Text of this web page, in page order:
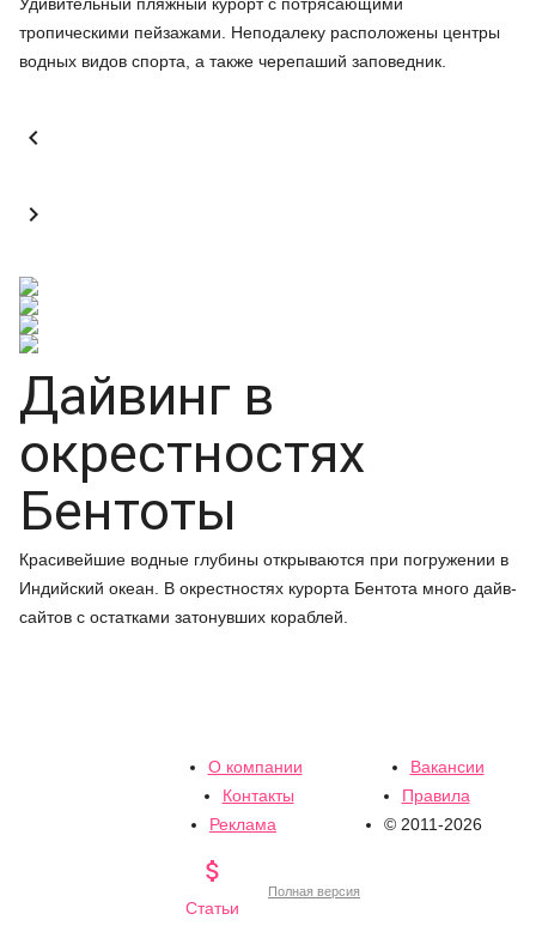
тропическими пейзажами. Неподалеку расположены центры
водных видов спорта, а также черепаший заповедник.


Дайвинг в
окрестностях
Бентоты
Красивейшие водные глубины открываются при погружении в
Индийский океан. В окрестностях курорта Бентота много дайв-
сайтов с остатками затонувших кораблей.
О компании
Вакансии
Контакты
Правила
Реклама
© 2011-2026

Статьи
Полная версия